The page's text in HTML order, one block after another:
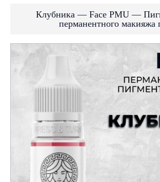
Клубника — Face PMU —
перманентного макияжа